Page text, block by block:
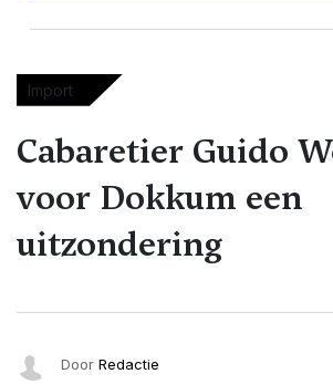
Import
Cabaretier Guido
voor Dokkum een
uitzondering
Door Redactie